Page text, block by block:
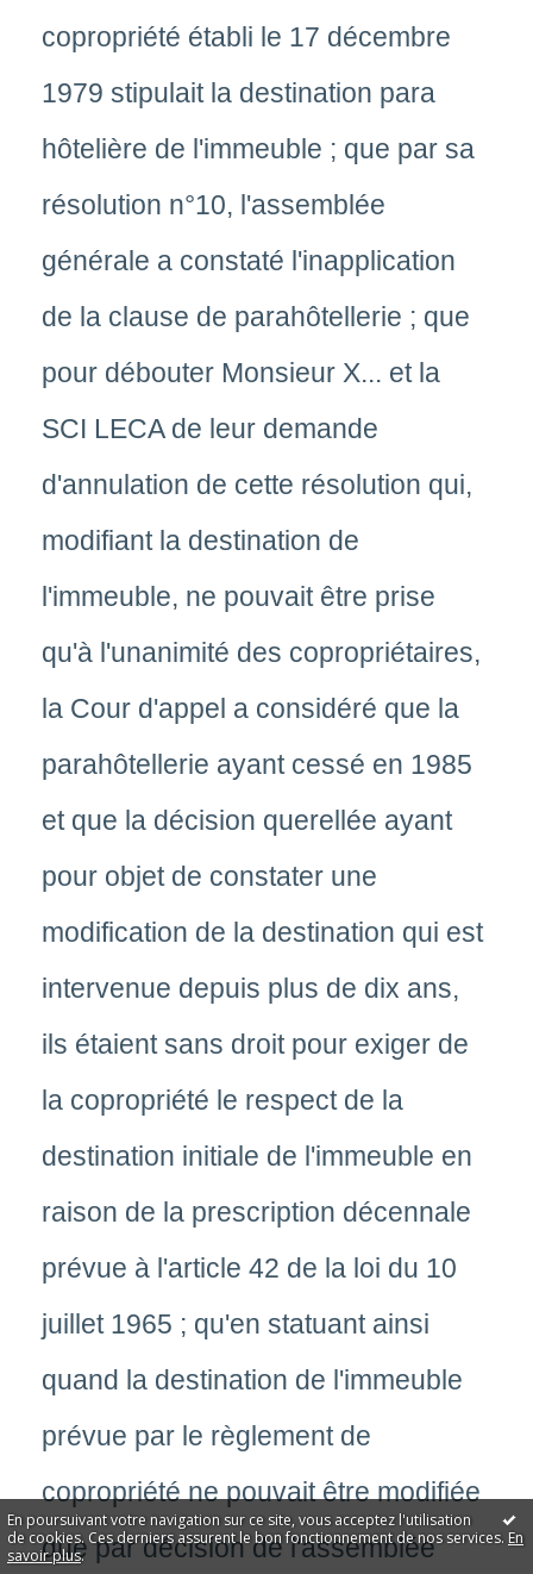
En poursuivant votre navigation sur ce site, vous acceptez l'utilisation
de cookies. Ces derniers assurent le bon fonctionnement de nos services. En
savoir plus.
copropriété établi le 17 décembre
1979 stipulait la destination para
hôtelière de l'immeuble ; que par sa
résolution n°10, l'assemblée
générale a constaté l'inapplication
de la clause de parahôtellerie ; que
pour débouter Monsieur X... et la
SCI LECA de leur demande
d'annulation de cette résolution qui,
modifiant la destination de
l'immeuble, ne pouvait être prise
qu'à l'unanimité des copropriétaires,
la Cour d'appel a considéré que la
parahôtellerie ayant cessé en 1985
et que la décision querellée ayant
pour objet de constater une
modification de la destination qui est
intervenue depuis plus de dix ans,
ils étaient sans droit pour exiger de
la copropriété le respect de la
destination initiale de l'immeuble en
raison de la prescription décennale
prévue à l'article 42 de la loi du 10
juillet 1965 ; qu'en statuant ainsi
quand la destination de l'immeuble
prévue par le règlement de
copropriété ne pouvait être modifiée
que par décision de l'assemblée